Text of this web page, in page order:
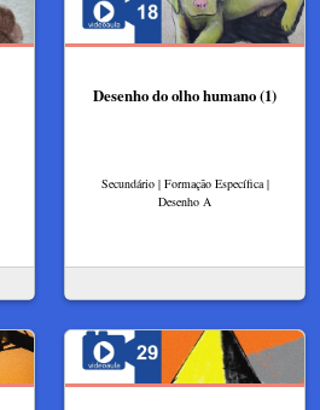
Desenho do olho humano (1)
Secundário | Formação Específica |
Desenho A